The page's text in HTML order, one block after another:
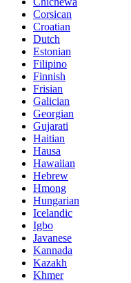
Corsican
Croatian
Dutch
Estonian
Filipino
Finnish
Frisian
Galician
Georgian
Gujarati
Haitian
Hausa
Hawaiian
Hebrew
Hmong
Hungarian
Icelandic
Igbo
Javanese
Kannada
Kazakh
Khmer